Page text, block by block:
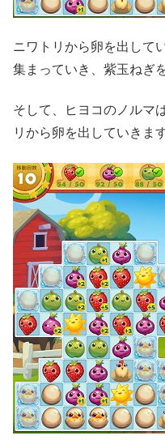
ニワトリから卵を出して
集まっていき、紫玉ねぎ
そして、ヒヨコのノルマ
リから卵を出していきます